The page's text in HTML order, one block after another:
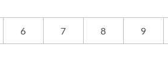
6 7 8 9